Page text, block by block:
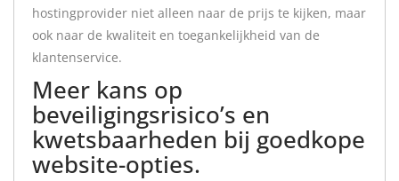
hostingprovider niet alleen naar de prijs te kijken, maar
ook naar de kwaliteit en toegankelijkheid van de
klantenservice.
Meer kans op
beveiligingsrisico’s en
kwetsbaarheden bij goedkope
website-opties.